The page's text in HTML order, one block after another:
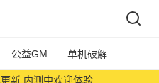
公益GM 单机破解
给大家一个公开的展示平台
新 内测中欢迎体验